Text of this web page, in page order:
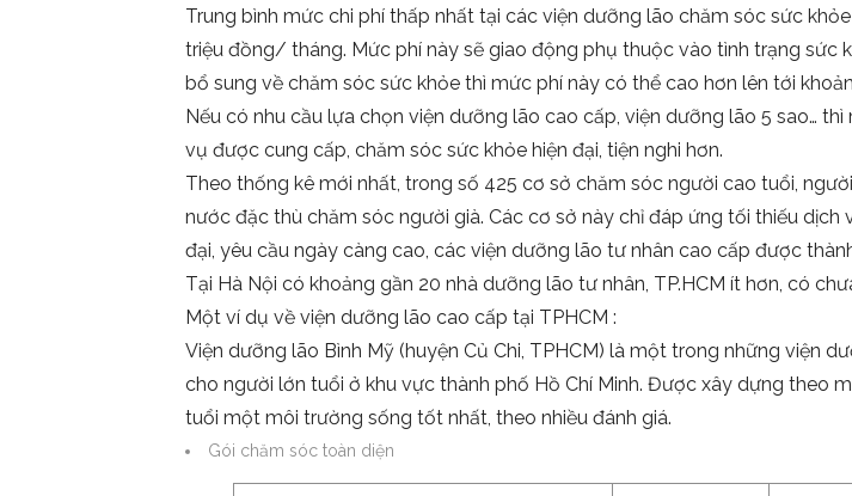
Trung bình mức chi phí thấp nhất tại các viện dưỡng lão chăm sóc sức
triệu đồng/ tháng. Mức phí này sẽ giao động phụ thuộc vào tình trạng
bổ sung về chăm sóc sức khỏe thì mức phí này có thể cao hơn lên tới
Nếu có nhu cầu lựa chọn viện dưỡng lão cao cấp, viện dưỡng lão 5 sao…
vụ được cung cấp, chăm sóc sức khỏe hiện đại, tiện nghi hơn.
Theo thống kê mới nhất, trong số 425 cơ sở chăm sóc người cao tuổi,
nước đặc thù chăm sóc người già. Các cơ sở này chỉ đáp ứng tối thiếu
đại, yêu cầu ngày càng cao, các viện dưỡng lão tư nhân cao cấp được
Tại Hà Nội có khoảng gần 20 nhà dưỡng lão tư nhân, TP.HCM ít hơn, có
Một ví dụ về viện dưỡng lão cao cấp tại TPHCM :
Viện dưỡng lão Bình Mỹ (huyện Củ Chi, TPHCM) là một trong những viện
cho người lớn tuổi ở khu vực thành phố Hồ Chí Minh. Được xây dựng theo
tuổi một môi trường sống tốt nhất, theo nhiều đánh giá.
Gói chăm sóc toàn diện